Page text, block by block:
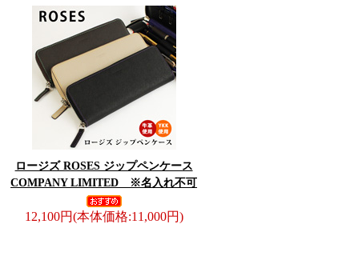
ロージズ ROSES ジップペンケース
COMPANY LIMITED ※名入れ不可
12,100円(本体価格:11,000円)